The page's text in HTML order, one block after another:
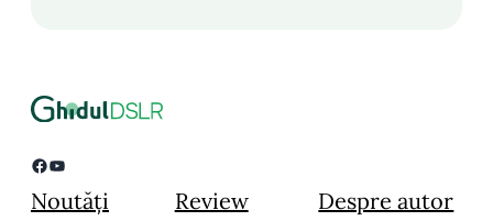
Facebook YouTube
Noutăți
Review
Despre autor